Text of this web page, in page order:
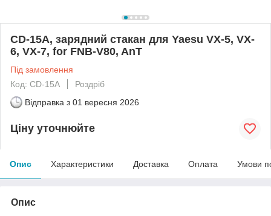
CD-15A, зарядний стакан для Yaesu VX-5, VX-
6, VX-7, for FNB-V80, AnT
Під замовлення
Код: CD-15A
Роздріб
Відправка з 01 вересня 2026
Ціну уточнюйте
Опис Характеристики Доставка Оплата Умови
Опис